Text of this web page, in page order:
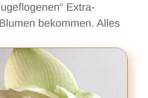
Extra-
bekommen. Alles